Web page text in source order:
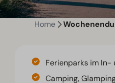
Home
Ferienparks im In-
Camping,